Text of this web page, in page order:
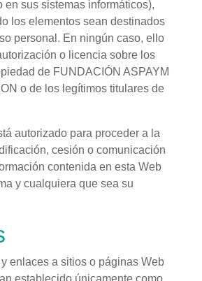
en sus sistemas informáticos),
los elementos sean destinados
personal. En ningún caso, ello
o licencia sobre los
de FUNDACIÓN ASPAYM
o de los legítimos titulares de
autorizado para proceder a la
cesión o comunicación
contenida en esta Web
y cualquiera que sea su
enlaces a sitios o páginas Web
establecido únicamente como